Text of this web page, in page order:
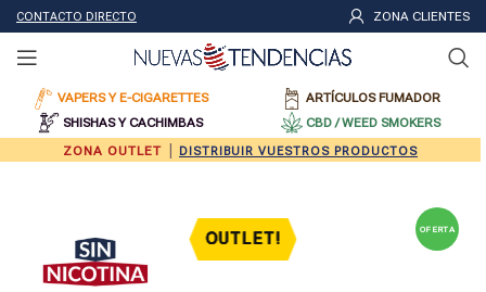
CONTACTO DIRECTO ZONA CLIENTES
VAPERS Y E-CIGARETTES
ARTÍCULOS FUMADOR
SHISHAS Y CACHIMBAS
CBD / WEED SMOKERS
ZONA OUTLET
DISTRIBUIR VUESTROS PRODUCTOS
OUTLET! OFERTA